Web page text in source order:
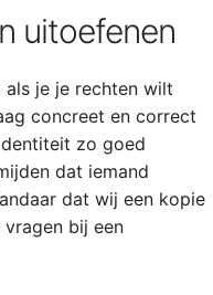
uitoefenen
je je rechten wilt
concreet en correct
zo goed
dat iemand
dat wij een kopie
bij een